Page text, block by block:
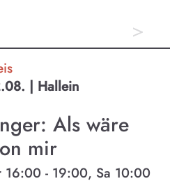
| Hallein
Als wäre
mir
16:00 - 19:00, Sa 10:00